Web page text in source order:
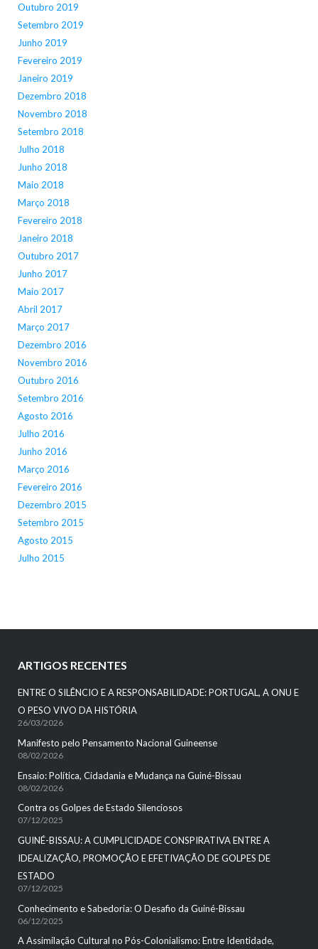
Outubro 2019
Setembro 2019
Junho 2019
Fevereiro 2019
Janeiro 2019
Dezembro 2018
Novembro 2018
Setembro 2018
Julho 2018
Junho 2018
Maio 2018
Março 2018
Fevereiro 2018
Janeiro 2018
Outubro 2017
Junho 2017
Maio 2017
Abril 2017
Março 2017
Dezembro 2016
Novembro 2016
Outubro 2016
Setembro 2016
Agosto 2016
Julho 2016
Junho 2016
Março 2016
Fevereiro 2016
Dezembro 2015
Setembro 2015
Agosto 2015
Julho 2015
ARTIGOS RECENTES
ENTRE O SILÊNCIO E A RESPONSABILIDADE: PORTUGAL, A ONU E
O PESO VIVO DA HISTÓRIA
26/03/2026
Manifesto pelo Pensamento Nacional Guineense
08/02/2026
Ensaio: Política, Cidadania e Mudança na Guiné-Bissau
08/02/2026
Contra os Golpes de Estado Silenciosos
07/12/2025
GUINÉ-BISSAU: A CUMPLICIDADE CONSPIRATIVA ENTRE A
IDEALIZAÇÃO, PROMOÇÃO E EFETIVAÇÃO DE GOLPES DE
ESTADO
07/12/2025
Conhecimento e Sabedoria: O Desafio da Guiné-Bissau
06/12/2025
A Assimilação Cultural no Pós-Colonialismo: Entre Identidade,